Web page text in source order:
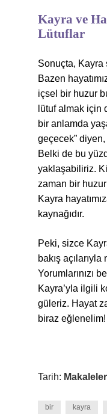
Kayra ve
Lütuflar
Sonuçta, Kayra
Bazen
içsel bir huzur
lütuf almak için
bir anlamda
geçecek”
Belki de bu
yaklaşabiliriz.
zaman bir huzur
Kayra
kaynağıdır.
Peki, sizce
bakış
Yorumlarınızı
Kayra’yla ilgili
güleriz. Hayat
biraz eğlenelim!
Tarih: Makaleler
bir kayra